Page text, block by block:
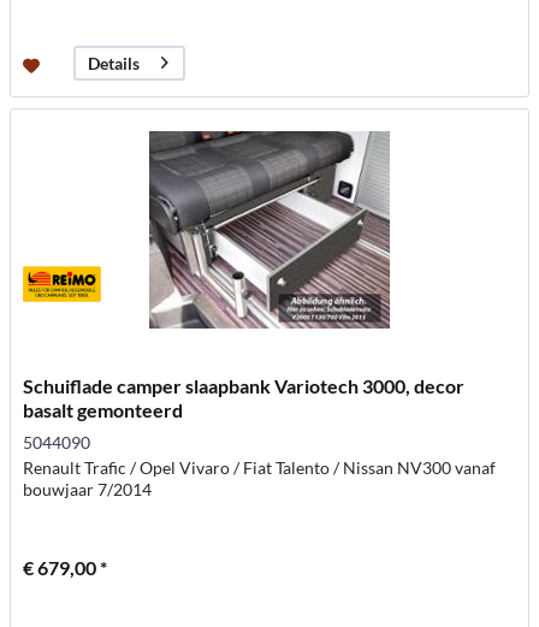
Details
Schuiflade camper slaapbank Variotech 3000, decor
basalt gemonteerd
5044090
Renault Trafic / Opel Vivaro / Fiat Talento / Nissan NV300 vanaf
bouwjaar 7/2014
€ 679,00 *